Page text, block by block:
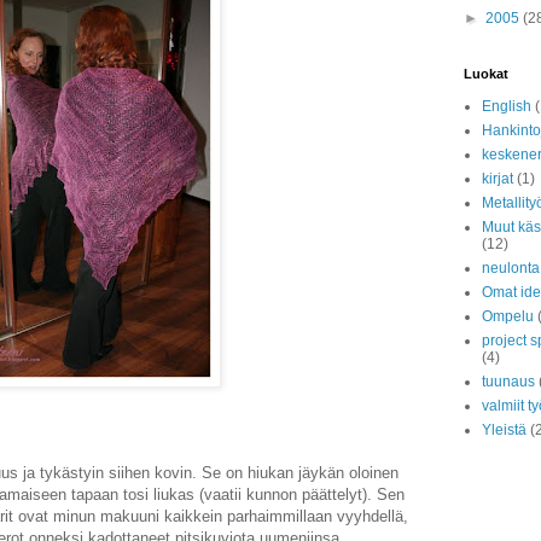
ja tykästyin siihen kovin. Se on hiukan jäykän oloinen
tapaan tosi liukas (vaatii kunnon päättelyt). Sen
ovat minun makuuni kaikkein parhaimmillaan vyyhdellä,
► 2005
Luokat
English
kirjat (1)
Muut
(12)
neulonta
Omat
Ompelu
project
(4)
tuunaus
valmiit
Yleistä